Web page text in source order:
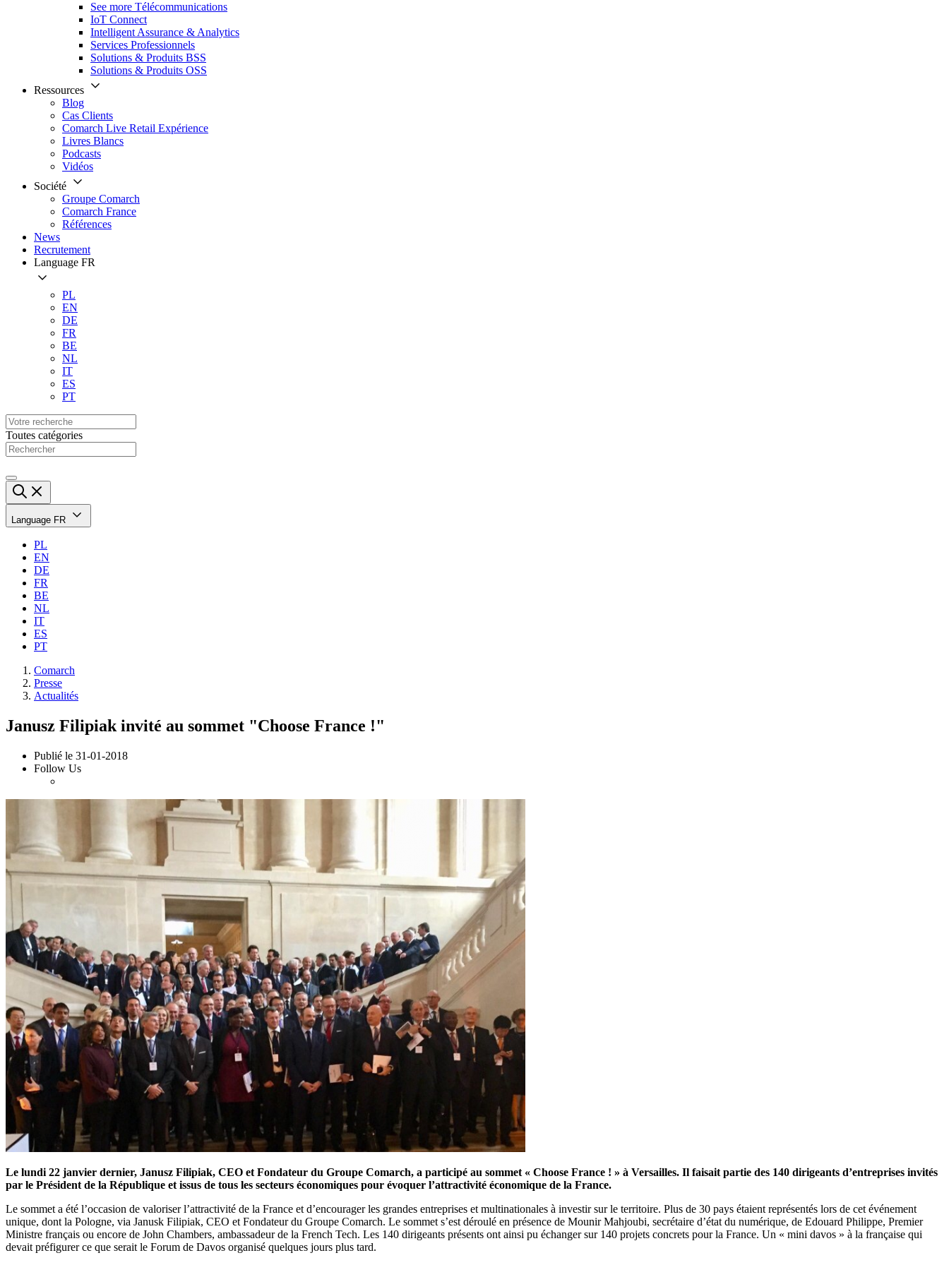
See more Télécommunications
IoT Connect
Intelligent Assurance & Analytics
Services Professionnels
Solutions & Produits BSS
Solutions & Produits OSS
Ressources
Blog
Cas Clients
Comarch Live Retail Expérience
Livres Blancs
Podcasts
Vidéos
Société
Groupe Comarch
Comarch France
Références
News
Recrutement
Language FR
PL
EN
DE
FR
BE
NL
IT
ES
PT
Toutes catégories
Language FR
PL
EN
DE
FR
BE
NL
IT
ES
PT
Comarch
Presse
Actualités
Janusz Filipiak invité au sommet "Choose France !"
Publié le 31-01-2018
Follow Us
Le lundi 22 janvier dernier, Janusz Filipiak, CEO et Fondateur du Groupe Comarch, a participé au sommet « Choose France ! » à Versailles. Il faisait partie des 140 dirigeants d’entreprises invités
par le Président de la République et issus de tous les secteurs économiques pour évoquer l’attractivité économique de la France.
Le sommet a été l’occasion de valoriser l’attractivité de la France et d’encourager les grandes entreprises et multinationales à investir sur le territoire. Plus de 30 pays étaient représentés lors de cet événement
unique, dont la Pologne, via Janusk Filipiak, CEO et Fondateur du Groupe Comarch. Le sommet s’est déroulé en présence de Mounir Mahjoubi, secrétaire d’état du numérique, de Edouard Philippe, Premier
Ministre français ou encore de John Chambers, ambassadeur de la French Tech. Les 140 dirigeants présents ont ainsi pu échanger sur 140 projets concrets pour la France. Un « mini davos » à la française qui
devait préfigurer ce que serait le Forum de Davos organisé quelques jours plus tard.